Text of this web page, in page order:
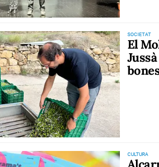
SOCIETAT
El
CULTURA